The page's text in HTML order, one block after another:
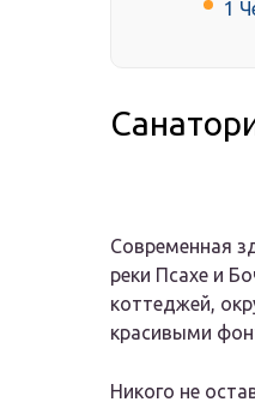
1
Современная
реки Псахе и
коттеджей,
красивыми
Никого не